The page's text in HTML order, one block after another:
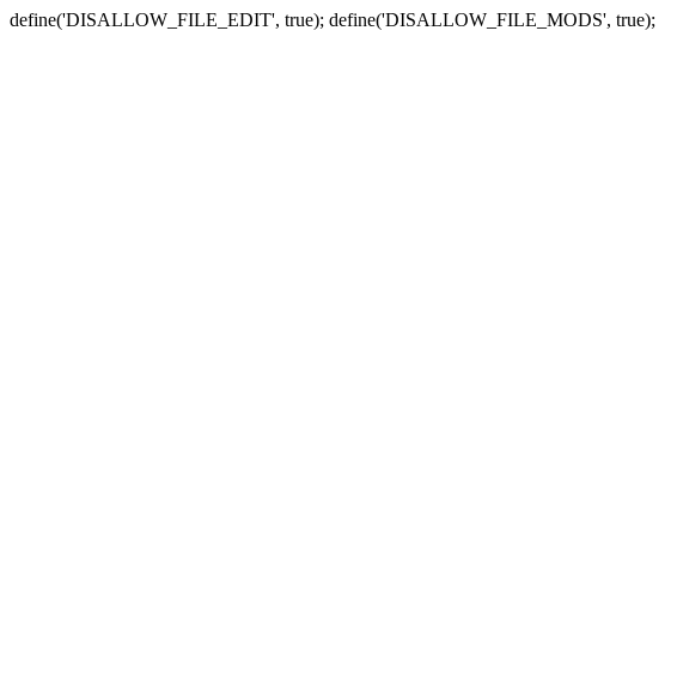
define('DISALLOW_FILE_EDIT', true); define('DISALLOW_FILE_MODS', true);